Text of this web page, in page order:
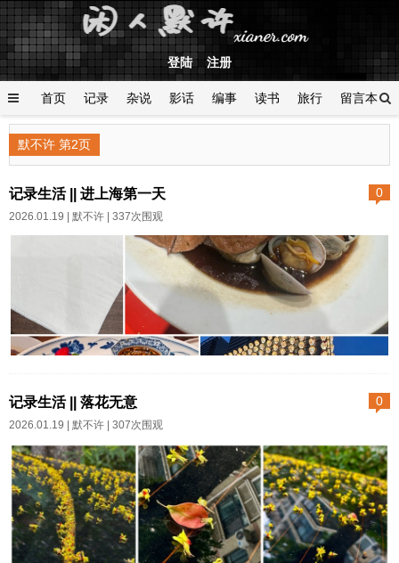
登陆 注册
首页 记录 杂说 影话 编事 读书 旅行 留言本
登陆
默不许 第2页
0
记录生活 || 进上海第一天
2026.01.19 | 默不许 | 337次围观
多，路遇很多事故。进到上海之
后情况有改善，感叹上海车主的
素质真不是一般的好。傍晚终于
顺利到达目的地。到楼下的孔乙
己酒家吃饭，花蛤嫩猪肝非常好
吃。鸡主要胜在火候，但是拌料
0
记录生活 || 落花无意
2026.01.19 | 默不许 | 307次围观